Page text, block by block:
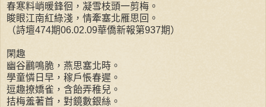
春寒料峭暖鋒徊，凝雪枝頭一剪梅。
睃眼江南紅綠淺，情牽塞北雁思回。
（詩壇474期06.02.09華僑新報第937期）
閑趣
幽谷鸝鳴脆，燕思塞北時。
學童憐日早，稼戶悵春遲。
逗趣撩嬌雀，含飴弄稚兒。
拮梅羞著首，對鏡數銀絲。